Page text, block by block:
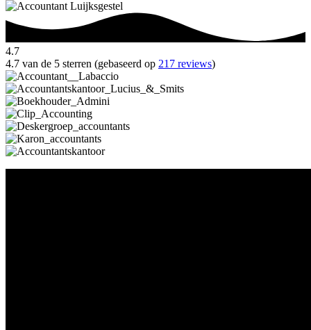
4.7
4.7 van de 5 sterren (gebaseerd op 217 reviews)